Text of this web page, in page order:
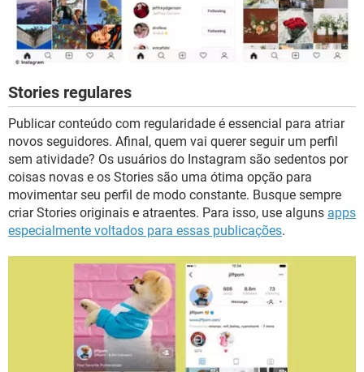
Stories regulares
Publicar conteúdo com regularidade é essencial para atriar
novos seguidores. Afinal, quem vai querer seguir um perfil
sem atividade? Os usuários do Instagram são sedentos por
coisas novas e os Stories são uma ótima opção para
movimentar seu perfil de modo constante. Busque sempre
criar Stories originais e atraentes. Para isso, use alguns apps
especialmente voltados para essas publicações.